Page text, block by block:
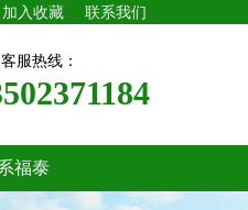
加入收藏 联系我们
服热线：
福泰